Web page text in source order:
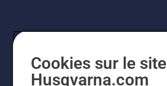
Cookies sur le site
Husqvarna.com